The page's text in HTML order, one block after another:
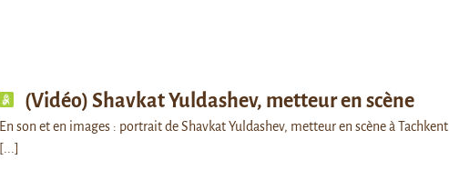
(Vidéo) Shavkat Yuldashev, metteur en scène
En son et en images : portrait de Shavkat Yuldashev, metteur en scène à Tachkent.
[...]